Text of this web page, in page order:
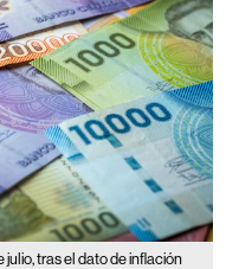
julio, tras el dato de inflación